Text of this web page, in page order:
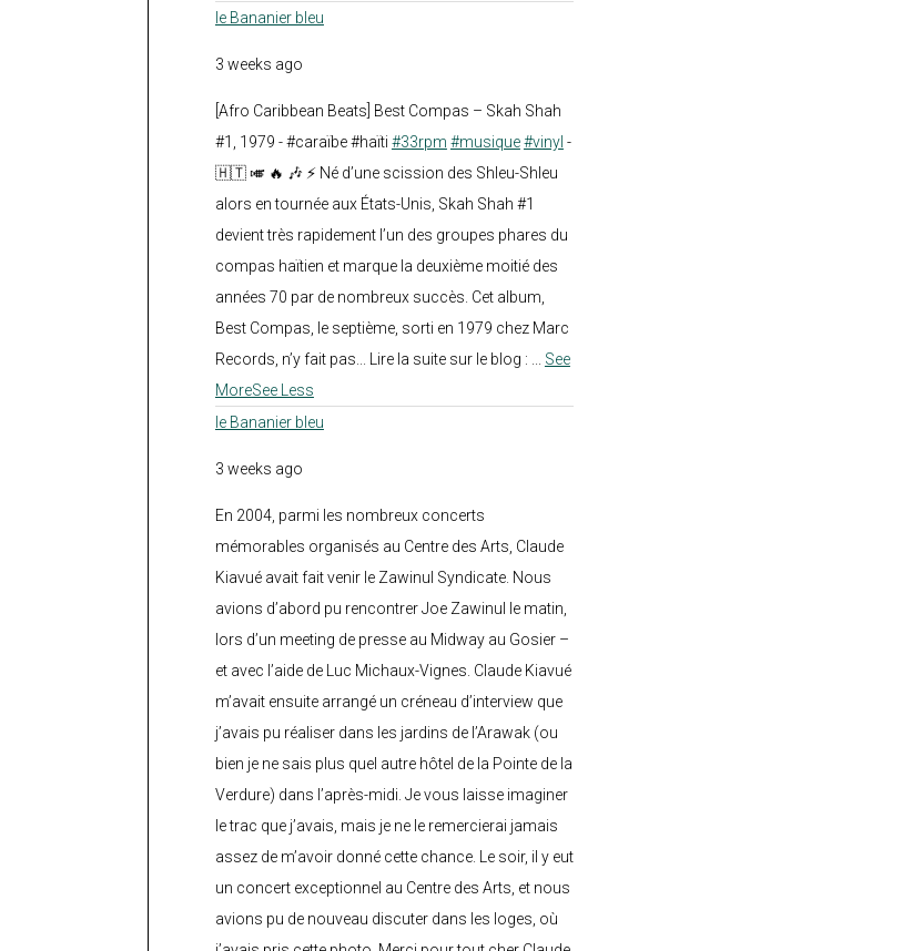
le Bananier bleu
3 weeks ago
[Afro Caribbean Beats] Best Compas – Skah Shah
#1, 1979 - #caraïbe #haïti #33rpm #musique#vinyl -
🇭🇹 🎺 🔥 🎶 ⚡ Né d’une scission des Shleu-Shleu
alors en tournée aux États-Unis, Skah Shah #1
devient très rapidement l’un des groupes phares du
compas haïtien et marque la deuxième moitié des
années 70 par de nombreux succès. Cet album,
Best Compas, le septième, sorti en 1979 chez Marc
Records, n’y fait pas... Lire la suite sur le blog :
See
MoreSee Less
le Bananier bleu
3 weeks ago
En 2004, parmi les nombreux concerts
mémorables organisés au Centre des Arts, Claude
Kiavué avait fait venir le Zawinul Syndicate. Nous
avions d’abord pu rencontrer Joe Zawinul le matin,
lors d’un meeting de presse au Midway au Gosier –
et avec l’aide de Luc Michaux-Vignes. Claude Kiavué
m’avait ensuite arrangé un créneau d’interview que
j’avais pu réaliser dans les jardins de l’Arawak (ou
bien je ne sais plus quel autre hôtel de la Pointe de la
Verdure) dans l’après-midi. Je vous laisse imaginer
le trac que j’avais, mais je ne le remercierai jamais
assez de m’avoir donné cette chance. Le soir, il y eut
un concert exceptionnel au Centre des Arts, et nous
avions pu de nouveau discuter dans les loges, où